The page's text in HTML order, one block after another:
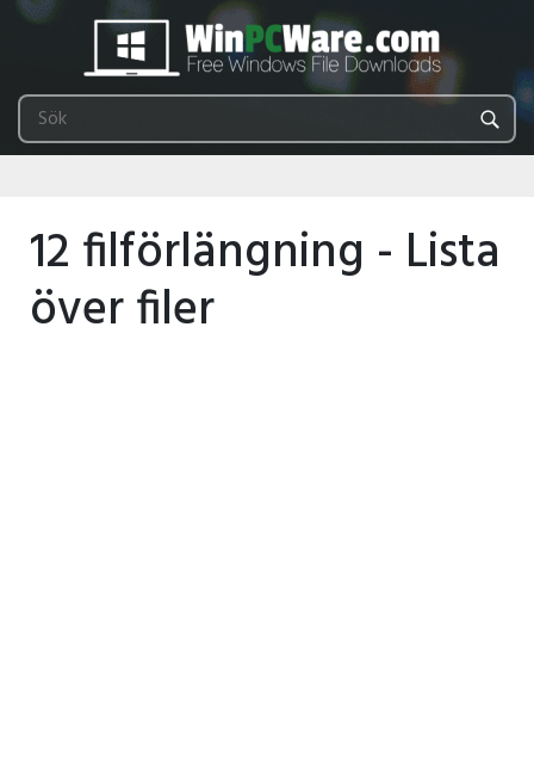
12 filförlängning - Lista
över filer